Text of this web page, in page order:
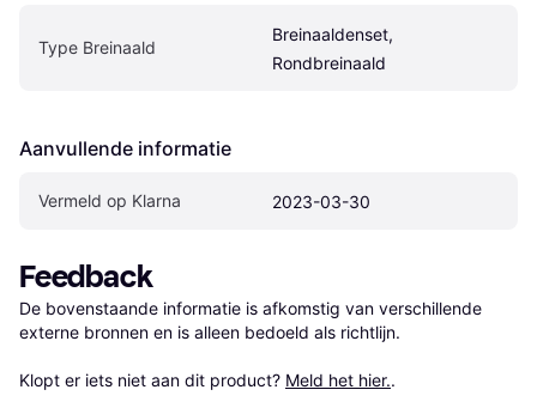
Type Breinaald
Breinaaldenset,
Rondbreinaald
Aanvullende informatie
Vermeld op Klarna 2023-03-30
Feedback
De bovenstaande informatie is afkomstig van verschillende
externe bronnen en is alleen bedoeld als richtlijn.
Klopt er iets niet aan dit product? Meld het hier..